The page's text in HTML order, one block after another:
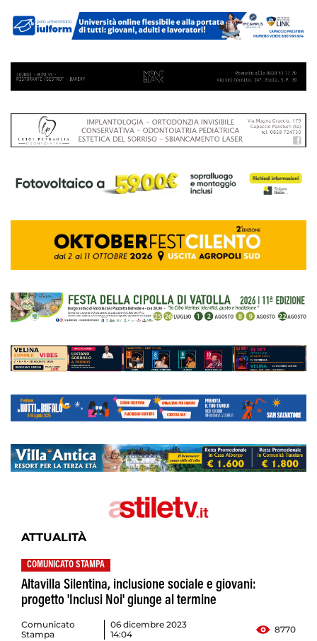
ATTUALITÀ
COMUNICATO STAMPA
Altavilla Silentina, inclusione sociale e giovani:
progetto 'Inclusi Noi' giunge al termine
Comunicato
Stampa
06 dicembre 2023
14:04
8770